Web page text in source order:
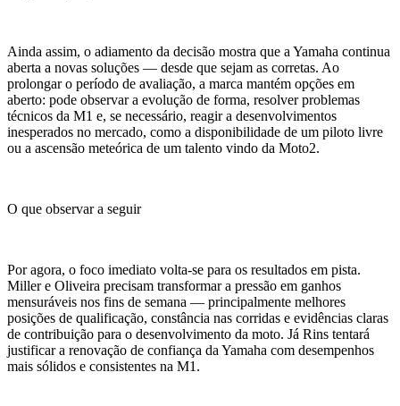
Ainda assim, o adiamento da decisão mostra que a Yamaha continua
aberta a novas soluções — desde que sejam as corretas. Ao
prolongar o período de avaliação, a marca mantém opções em
aberto: pode observar a evolução de forma, resolver problemas
técnicos da M1 e, se necessário, reagir a desenvolvimentos
inesperados no mercado, como a disponibilidade de um piloto livre
ou a ascensão meteórica de um talento vindo da Moto2.
O que observar a seguir
Por agora, o foco imediato volta-se para os resultados em pista.
Miller e Oliveira precisam transformar a pressão em ganhos
mensuráveis nos fins de semana — principalmente melhores
posições de qualificação, constância nas corridas e evidências claras
de contribuição para o desenvolvimento da moto. Já Rins tentará
justificar a renovação de confiança da Yamaha com desempenhos
mais sólidos e consistentes na M1.